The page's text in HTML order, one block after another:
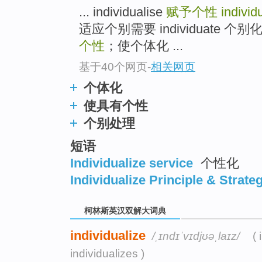
... individualise 赋予个性
适应个别需要 individuate 个别
个性 ；使个体化 ...
基于40个网页-相关网页
个体化
使具有个性
个别处理
短语
Individualize service 个性化
Individualize Principle &
柯林斯英汉双解大词典
individualize /ˌɪndɪˈvɪdjʊəˌlaɪz/
(
individualizes )